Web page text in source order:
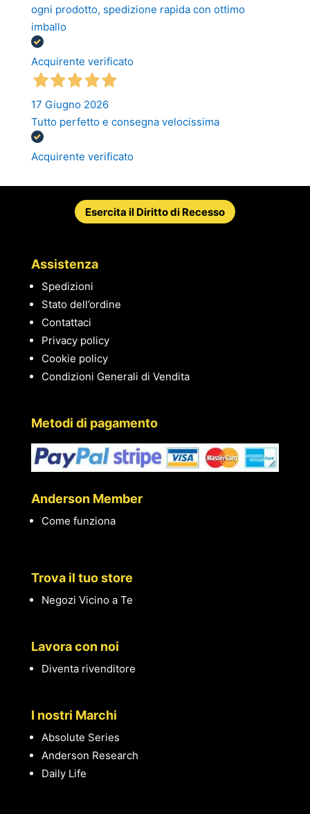
ogni prodotto, spedizione rapida con ottimo
imballo
Acquirente verificato
17 Giugno 2026
Tutto perfetto e consegna velocissima
Acquirente verificato
Esercita il Diritto di Recesso
Assistenza
Spedizioni
Stato dell’ordine
Contattaci
Privacy policy
Cookie policy
Condizioni Generali di Vendita
Metodi di pagamento
Anderson Member
Come funziona
Trova il tuo store
Negozi Vicino a Te
Lavora con noi
Diventa rivenditore
I nostri Marchi
Absolute Series
Anderson Research
Daily Life